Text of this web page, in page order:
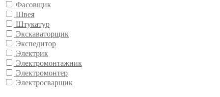
Фасовщик
Швея
Штукатур
Экскаваторщик
Экспедитор
Электрик
Электромонтажник
Электромонтер
Электросварщик